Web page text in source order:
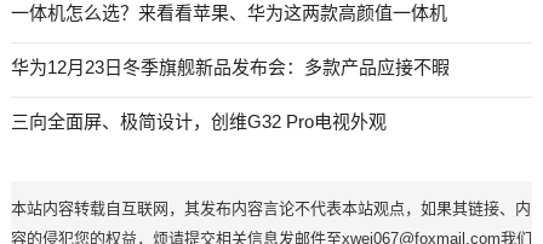
一体机怎么选？来看看苹果、华为这两款高颜值一体机
华为12月23日冬季旗舰新品发布会：多款产品应接不暇
三向全面屏、极简设计，创维G32 Pro电视外观
本站内容转载自互联网，其发布内容言论不代表本站观点，如果其链接、内
容的侵犯您的权益，烦请提交相关信息发邮件至xwei067@foxmail.com我们